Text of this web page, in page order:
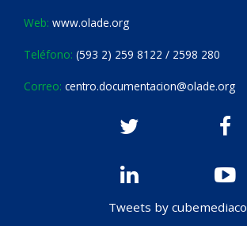
Web: www.olade.org
Teléfono: (593 2) 259 8122 / 2598 280
Correo: centro.documentacion@olade.org
Tweets by cubemediaco